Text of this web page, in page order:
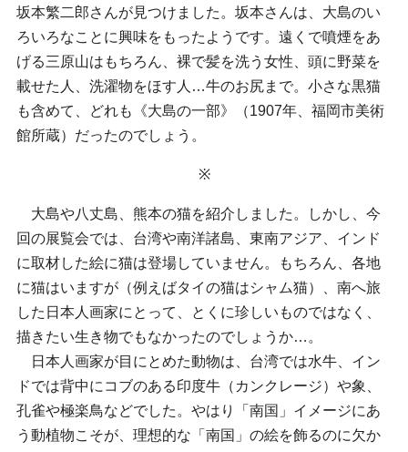
坂本繁二郎さんが見つけました。坂本さんは、大島のい
ろいろなことに興味をもったようです。遠くで噴煙をあ
げる三原山はもちろん、裸で髪を洗う女性、頭に野菜を
載せた人、洗濯物をほす人…牛のお尻まで。小さな黒猫
も含めて、どれも《大島の一部》（1907年、福岡市美術
館所蔵）だったのでしょう。
※
大島や八丈島、熊本の猫を紹介しました。しかし、今
回の展覧会では、台湾や南洋諸島、東南アジア、インド
に取材した絵に猫は登場していません。もちろん、各地
に猫はいますが（例えばタイの猫はシャム猫）、南へ旅
した日本人画家にとって、とくに珍しいものではなく、
描きたい生き物でもなかったのでしょうか…。
日本人画家が目にとめた動物は、台湾では水牛、イン
ドでは背中にコブのある印度牛（カンクレージ）や象、
孔雀や極楽鳥などでした。やはり「南国」イメージにあ
う動植物こそが、理想的な「南国」の絵を飾るのに欠か